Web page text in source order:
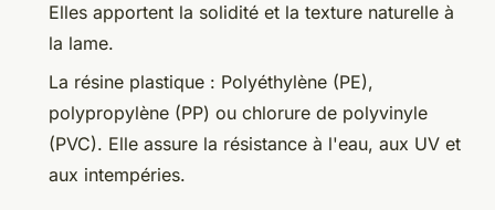
Elles apportent la solidité et la texture naturelle à
la lame.
La résine plastique : Polyéthylène (PE),
polypropylène (PP) ou chlorure de polyvinyle
(PVC). Elle assure la résistance à l'eau, aux UV et
aux intempéries.